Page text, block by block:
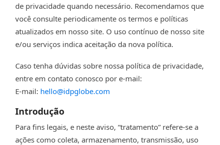
de privacidade quando necessário. Recomendamos que
você consulte periodicamente os termos e políticas
atualizados em nosso site. O uso contínuo de nosso site
e/ou serviços indica aceitação da nova política.
Caso tenha dúvidas sobre nossa política de privacidade,
entre em contato conosco por e-mail:
E-mail: hello@idpglobe.com
Introdução
Para fins legais, e neste aviso, “tratamento” refere-se a
ações como coleta, armazenamento, transmissão, uso